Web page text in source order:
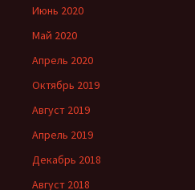
Июнь 2020
Май 2020
Апрель 2020
Октябрь 2019
Август 2019
Апрель 2019
Декабрь 2018
Август 2018